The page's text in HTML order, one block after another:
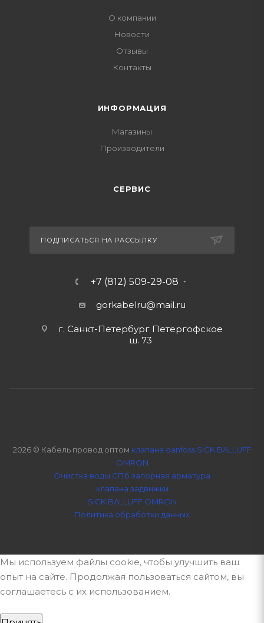
О компании
Новости
Отзывы
Контакты
ИНФОРМАЦИЯ
Магазины
Производители
СЕРВИС
ПОДПИСАТЬСЯ НА РАССЫЛКУ
+7 (812) 509-29-08
gorkabelru@mail.ru
г. Санкт-Петербург Петергофское
ш. 73
2026 © Кабель провод оптом клапана danfoss SICK BALLUFF
OMRON
Очистка воды СПб запорная арматура
клапана задвижки
SICK BALLUFF OMRON
Политика обработки данных
Мы используем файлы cookie, чтобы улучшить ваш
опыт на сайте. Продолжая пользоваться сайтом, вы
соглашаетесь с их использованием.